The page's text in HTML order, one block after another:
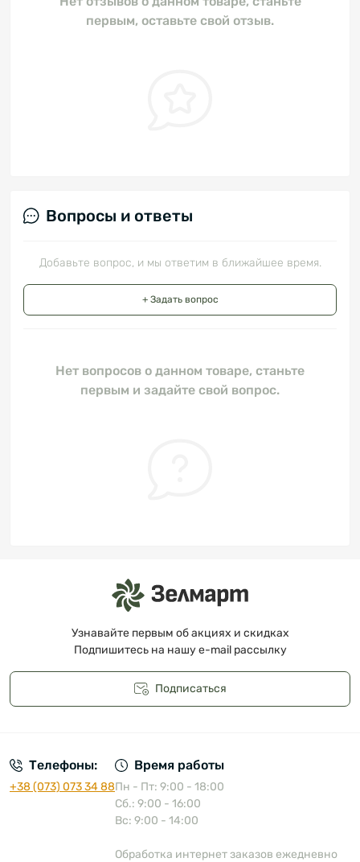
первым, оставьте свой отзыв.
Вопросы и ответы
Добавьте вопрос, и мы ответим в ближайшее время.
+ Задать вопрос
Нет вопросов о данном товаре, станьте
первым и задайте свой вопрос.
Узнавайте первым об акциях и скидках
Подпишитесь на нашу e-mail рассылку
Подписаться
Телефоны:
+38 (073) 073 34 88
Время работы
Пн - Пт: 9:00 - 18:00
Сб.: 9:00 - 16:00
Вс: 9:00 - 14:00
Обработка интернет заказов ежедневно